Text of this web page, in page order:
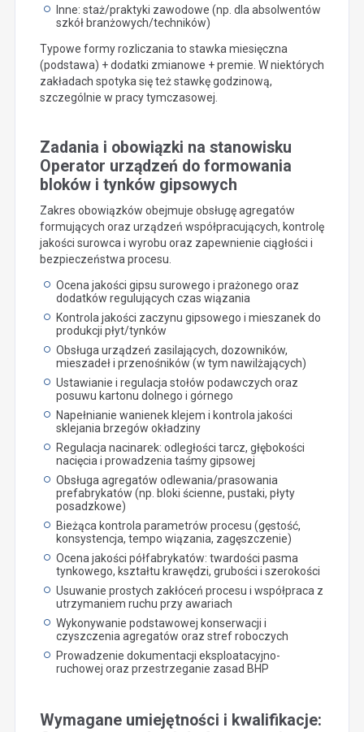
Inne: staż/praktyki zawodowe (np. dla absolwentów
szkół branżowych/techników)
Typowe formy rozliczania to stawka miesięczna
(podstawa) + dodatki zmianowe + premie. W niektórych
zakładach spotyka się też stawkę godzinową,
szczególnie w pracy tymczasowej.
Zadania i obowiązki na stanowisku
Operator urządzeń do formowania
bloków i tynków gipsowych
Zakres obowiązków obejmuje obsługę agregatów
formujących oraz urządzeń współpracujących, kontrolę
jakości surowca i wyrobu oraz zapewnienie ciągłości i
bezpieczeństwa procesu.
Ocena jakości gipsu surowego i prażonego oraz
dodatków regulujących czas wiązania
Kontrola jakości zaczynu gipsowego i mieszanek do
produkcji płyt/tynków
Obsługa urządzeń zasilających, dozowników,
mieszadeł i przenośników (w tym nawilżających)
Ustawianie i regulacja stołów podawczych oraz
posuwu kartonu dolnego i górnego
Napełnianie wanienek klejem i kontrola jakości
sklejania brzegów okładziny
Regulacja nacinarek: odległości tarcz, głębokości
nacięcia i prowadzenia taśmy gipsowej
Obsługa agregatów odlewania/prasowania
prefabrykatów (np. bloki ścienne, pustaki, płyty
posadzkowe)
Bieżąca kontrola parametrów procesu (gęstość,
konsystencja, tempo wiązania, zagęszczenie)
Ocena jakości półfabrykatów: twardości pasma
tynkowego, kształtu krawędzi, grubości i szerokości
Usuwanie prostych zakłóceń procesu i współpraca z
utrzymaniem ruchu przy awariach
Wykonywanie podstawowej konserwacji i
czyszczenia agregatów oraz stref roboczych
Prowadzenie dokumentacji eksploatacyjno-
ruchowej oraz przestrzeganie zasad BHP
Wymagane umiejętności i kwalifikacje: